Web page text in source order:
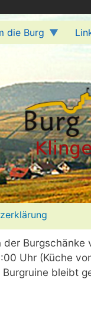
die Burg
Burgschänke
Uhr (Küche
bleibt